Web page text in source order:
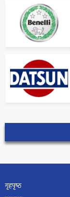
गृहपृष्‍ठ